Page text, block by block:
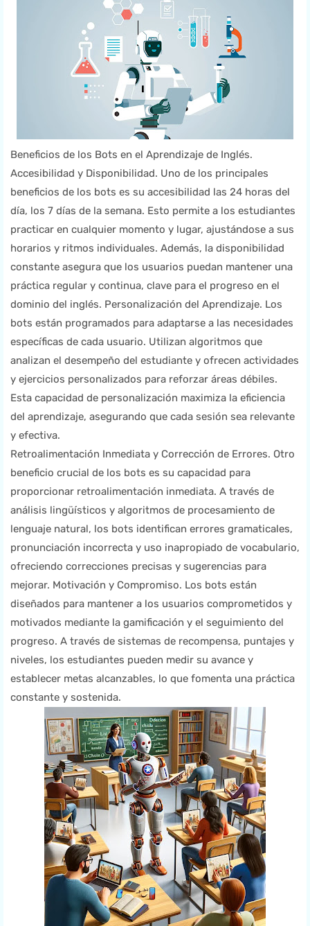
Beneficios de los Bots en el Aprendizaje de Inglés.
Accesibilidad y Disponibilidad. Uno de los principales
beneficios de los bots es su accesibilidad las 24 horas del
día, los 7 días de la semana. Esto permite a los estudiantes
practicar en cualquier momento y lugar, ajustándose a sus
horarios y ritmos individuales. Además, la disponibilidad
constante asegura que los usuarios puedan mantener una
práctica regular y continua, clave para el progreso en el
dominio del inglés. Personalización del Aprendizaje. Los
bots están programados para adaptarse a las necesidades
específicas de cada usuario. Utilizan algoritmos que
analizan el desempeño del estudiante y ofrecen actividades
y ejercicios personalizados para reforzar áreas débiles.
Esta capacidad de personalización maximiza la eficiencia
del aprendizaje, asegurando que cada sesión sea relevante
y efectiva.
Retroalimentación Inmediata y Corrección de Errores. Otro
beneficio crucial de los bots es su capacidad para
proporcionar retroalimentación inmediata. A través de
análisis lingüísticos y algoritmos de procesamiento de
lenguaje natural, los bots identifican errores gramaticales,
pronunciación incorrecta y uso inapropiado de vocabulario,
ofreciendo correcciones precisas y sugerencias para
mejorar. Motivación y Compromiso. Los bots están
diseñados para mantener a los usuarios comprometidos y
motivados mediante la gamificación y el seguimiento del
progreso. A través de sistemas de recompensa, puntajes y
niveles, los estudiantes pueden medir su avance y
establecer metas alcanzables, lo que fomenta una práctica
constante y sostenida.